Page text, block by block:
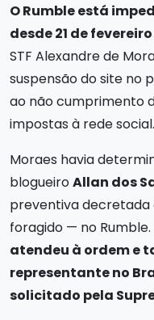
O Rumble está
desde 21 de
STF Alexandre de
suspensão do site no
ao não cumprimento
impostas à rede social.
Moraes havia
blogueiroAllan dos
preventiva decretada
foragido — no
atendeu à ordem e
representante no
solicitado pela